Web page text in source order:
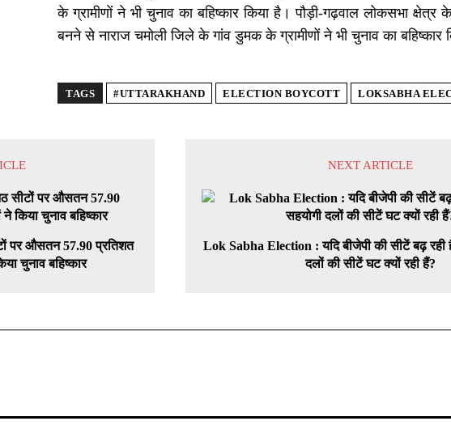
के ग्रामीणों ने भी चुनाव का बहिष्कार किया है। पौड़ी-गढ़वाल लोकसभा
बनने से नाराज चमोली जिले के गांव डुमक के ग्रामीणों ने भी चुनाव का बहिष्कार
TAGS #UTTARAKHAND ELECTION BOYCOTT LOKSABHA
पर औसतन 57.90 प्रतिशत
चुनाव बहिष्कार
NEXT ARTICLE
Lok Sabha Election : यदि बीजेपी की सीटें बढ़ रही
दलों की सीटें घट क्यों रही हैं?